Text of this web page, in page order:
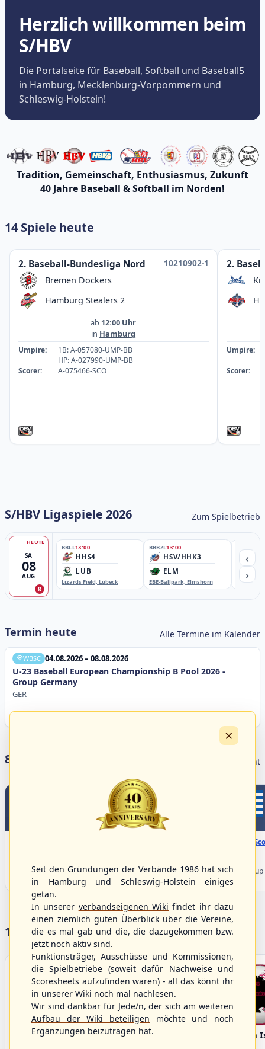
Herzlich willkommen beim
S/HBV
Die Portalseite für Baseball, Softball und Baseball5
in Hamburg, Mecklenburg-Vorpommern und
Schleswig-Holstein!
Tradition, Gemeinschaft, Enthusiasmus, Zukunft
40 Jahre Baseball & Softball im Norden!
14 Spiele heute
2. Baseball-Bundesliga Nord
10210902-1
Bremen Dockers
Hamburg Stealers 2
ab 12:00 Uhr
in Hamburg
Umpire:
1B: A-057080-UMP-BB
HP: A-027990-UMP-BB
Scorer:
A-075466-SCO
2.
Umpire:
Scorer:
S/HBV Ligaspiele 2026 Zum Spielbetrieb
SA
08
AUG
HEUTE
8
BBLL13:00
HHS4
LUB
Lizards Field, Lübeck
BBBZL13:00
HSV/HHK3
ELM
EBE-Ballpark, Elmshorn
‹
›
Termin heute Alle Termine im Kalender
WBSC 04.08.2026 – 08.08.2026
U-23 Baseball European Championship B Pool 2026 -
Group Germany
GER
8 Livestreams heute Livestream Übersicht
Championship B Pool 2026 - Group
Germany
WBSC Europe
Box-
Championship B Pool 2026 - Group
Spain
17 Vereine im S/HBV
Bargenstedt
Elmshorn Alligators Fehmarn
×
Seit den Gründungen der Verbände 1986 hat sich
in Hamburg und Schleswig-Holstein einiges
getan.
In unserer verbandseigenen Wiki findet ihr dazu
einen ziemlich guten Überblick über die Vereine,
die es mal gab und die, die dazugekommen bzw.
jetzt noch aktiv sind.
Funktionsträger, Ausschüsse und Kommissionen,
die Spielbetriebe (soweit dafür Nachweise und
Scoresheets aufzufinden waren) - all das könnt ihr
in unserer Wiki noch mal nachlesen.
Wir sind dankbar für Jede/n, der sicham weiteren
Aufbau der Wiki beteiligen möchte und noch
Ergänzungen beizutragen hat.